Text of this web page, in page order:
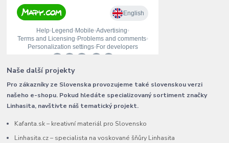
Naše další projekty
Pro zákazníky ze Slovenska provozujeme také slovenskou verzi
našeho e-shopu. Pokud hledáte specializovaný sortiment značky
Linhasita, navštivte náš tematický projekt.
Kafanta.sk – kreativní materiál pro Slovensko
Linhasita.cz – specialista na voskované šňůry Linhasita